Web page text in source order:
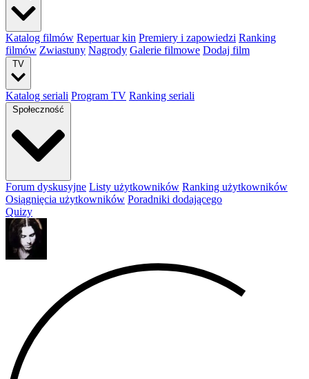
Katalog filmów Repertuar kin Premiery i zapowiedzi Ranking
filmów Zwiastuny Nagrody Galerie filmowe Dodaj film
TV
Katalog seriali Program TV Ranking seriali
Społeczność
Forum dyskusyjne Listy użytkowników Ranking użytkowników
Osiągnięcia użytkowników Poradniki dodającego
Quizy